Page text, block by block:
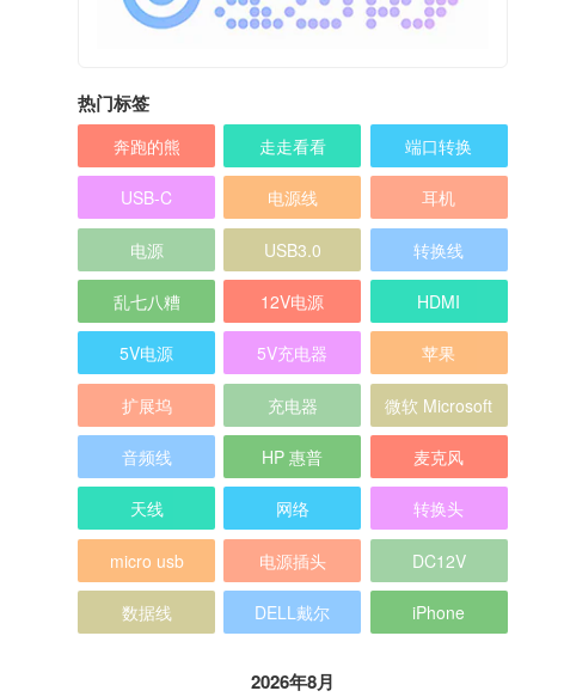
热门标签
奔跑的熊 走走看看 端口转换
USB-C 电源线 耳机
电源 USB3.0 转换线
乱七八糟 12V电源 HDMI
5V电源 5V充电器 苹果
扩展坞 充电器 微软 Microsoft
音频线 HP 惠普 麦克风
天线 网络 转换头
micro usb 电源插头 DC12V
数据线 DELL戴尔 iPhone
2026年8月